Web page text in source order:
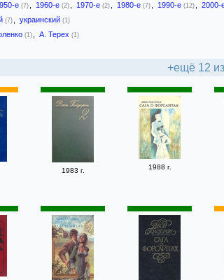
е (7) 1960-е (2) 1970-е (2) 1980-е (7) 1990-е (12) 2000-
(7) украинский (1)
(1) А. Терех (1)
+ещё 12
1983 г. 1988 г.